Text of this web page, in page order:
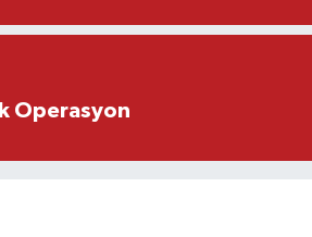
Operasyon